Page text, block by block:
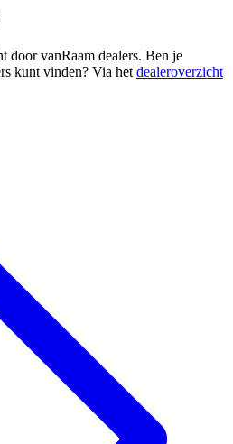
door vanRaam dealers. Ben je
kunt vinden? Via het dealeroverzicht